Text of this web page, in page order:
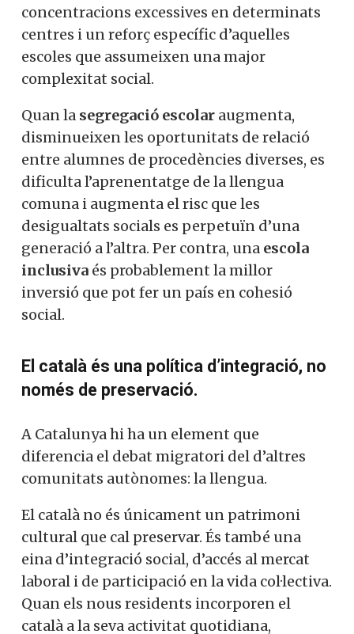
concentracions excessives en determinats
centres i un reforç específic d’aquelles
escoles que assumeixen una major
complexitat social.
Quan la segregació escolar augmenta,
disminueixen les oportunitats de relació
entre alumnes de procedències diverses, es
dificulta l’aprenentatge de la llengua
comuna i augmenta el risc que les
desigualtats socials es perpetuïn d’una
generació a l’altra. Per contra, una escola
inclusiva és probablement la millor
inversió que pot fer un país en cohesió
social.
El català és una política d’integració, no
només de preservació.
A Catalunya hi ha un element que
diferencia el debat migratori del d’altres
comunitats autònomes: la llengua.
El català no és únicament un patrimoni
cultural que cal preservar. És també una
eina d’integració social, d’accés al mercat
laboral i de participació en la vida col·lectiva.
Quan els nous residents incorporen el
català a la seva activitat quotidiana,